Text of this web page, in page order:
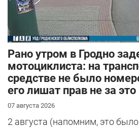
Рано утром в Гродно
мотоциклиста: на
средстве не было
его лишат прав не за это
07 августа 2026
2 августа (напомним, это